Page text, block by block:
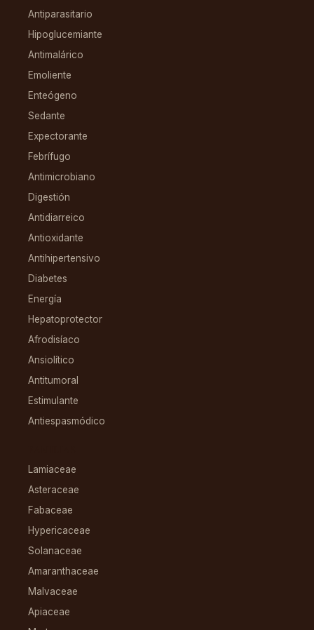
Antiparasitario
Hipoglucemiante
Antimalárico
Emoliente
Enteógeno
Sedante
Expectorante
Febrífugo
Antimicrobiano
Digestión
Antidiarreico
Antioxidante
Antihipertensivo
Diabetes
Energía
Hepatoprotector
Afrodisíaco
Ansiolítico
Antitumoral
Estimulante
Antiespasmódico
Lamiaceae
Asteraceae
Fabaceae
Hypericaceae
Solanaceae
Amaranthaceae
Malvaceae
Apiaceae